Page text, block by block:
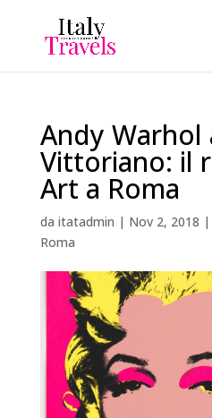
Andy Warhol
Vittoriano: il
Art a Roma
da itatadmin | Nov 2, 2018 |
Roma